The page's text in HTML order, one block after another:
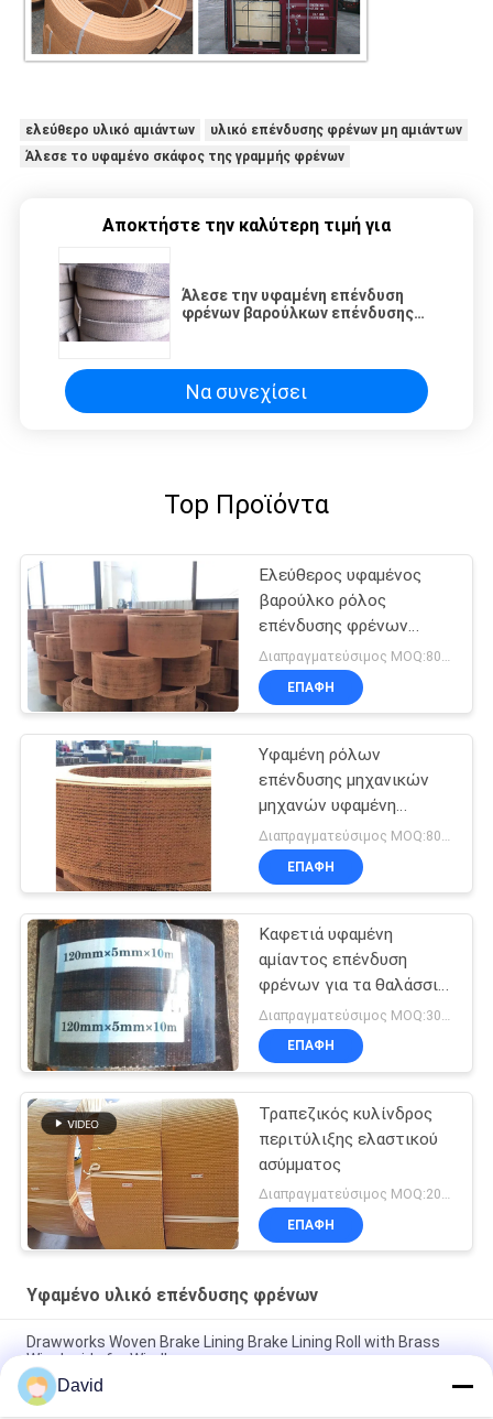
ελεύθερο υλικό αμιάντων
υλικό επένδυσης φρένων μη αμιάντων
Άλεσε το υφαμένο σκάφος της γραμμής φρένων
Αποκτήστε την καλύτερη τιμή για
Άλεσε την υφαμένη επένδυση
φρένων βαρούλκων επένδυσης
Να συνεχίσει
Top Προϊόντα
Ελεύθερος υφαμένος
βαρούλκο ρόλος
επένδυσης φρένων
αμιάντων
ΕΠΑΦΉ
Υφαμένη ρόλων
επένδυσης μηχανικών
μηχανών υφαμένη
βαρούλκο φρένων ζώνη
φρένων επένδυσης
υλική
ΕΠΑΦΉ
Καφετιά υφαμένη
αμίαντος επένδυση
φρένων για τα θαλάσσια
μηχανήματα κατασκευής
ΕΠΑΦΉ
Τραπεζικός κυλίνδρος
περιτύλιξης ελαστικού
ασύμματος
Διαπραγματεύσιμος MOQ:200 κιλά
ΕΠΑΦΉ
Υφαμένο υλικό επένδυσης φρένων
Drawworks Woven Brake Lining Brake Lining Roll with Brass
Wire Inside for Windlass
Υφαντό υλικό τριβής για μηχανισμό πρόσδεσης, υλικό τριβής
David